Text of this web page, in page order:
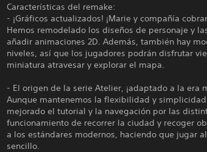
Características del remake:
- ¡Gráficos actualizados! ¡Marie y compañía
Hemos remodelado los diseños de personaje y
añadir animaciones 2D. Además, también hay
niveles, así que los jugadores podrán disfrutar
miniatura atravesar y explorar el mapa.
- El origen de la serie Atelier, ¡adaptado a la era
Aunque mantenemos la flexibilidad y
mejorado el tutorial y la navegación por las
funcionamiento de recorrer la ciudad y recoger
a los estándares modernos, haciendo que jugar
sencillo.